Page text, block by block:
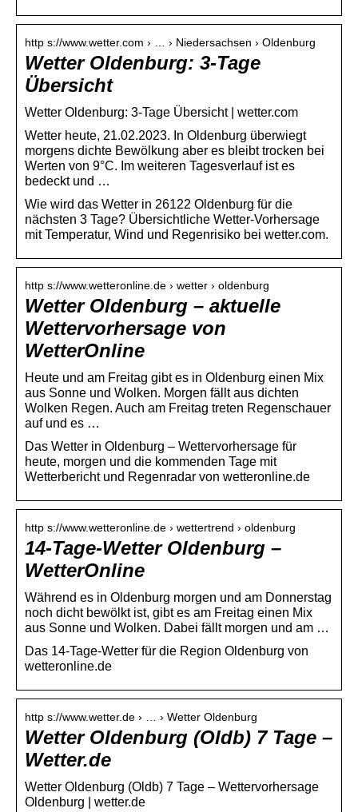
http s://www.wetter.com › … › Niedersachsen › Oldenburg
Wetter Oldenburg: 3-Tage
Übersicht
Wetter Oldenburg: 3-Tage Übersicht | wetter.com
Wetter heute, 21.02.2023. In Oldenburg überwiegt
morgens dichte Bewölkung aber es bleibt trocken bei
Werten von 9°C. Im weiteren Tagesverlauf ist es
bedeckt und …
Wie wird das Wetter in 26122 Oldenburg für die
nächsten 3 Tage? Übersichtliche Wetter-Vorhersage
mit Temperatur, Wind und Regenrisiko bei wetter.com.
http s://www.wetteronline.de › wetter › oldenburg
Wetter Oldenburg – aktuelle
Wettervorhersage von
WetterOnline
Heute und am Freitag gibt es in Oldenburg einen Mix
aus Sonne und Wolken. Morgen fällt aus dichten
Wolken Regen. Auch am Freitag treten Regenschauer
auf und es …
Das Wetter in Oldenburg – Wettervorhersage für
heute, morgen und die kommenden Tage mit
Wetterbericht und Regenradar von wetteronline.de
http s://www.wetteronline.de › wettertrend › oldenburg
14-Tage-Wetter Oldenburg –
WetterOnline
Während es in Oldenburg morgen und am Donnerstag
noch dicht bewölkt ist, gibt es am Freitag einen Mix
aus Sonne und Wolken. Dabei fällt morgen und am …
Das 14-Tage-Wetter für die Region Oldenburg von
wetteronline.de
http s://www.wetter.de › … › Wetter Oldenburg
Wetter Oldenburg (Oldb) 7 Tage –
Wetter.de
Wetter Oldenburg (Oldb) 7 Tage – Wettervorhersage
Oldenburg | wetter.de